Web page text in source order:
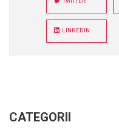
LINKEDIN
CATEGORII